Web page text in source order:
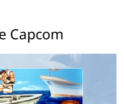
Capcom